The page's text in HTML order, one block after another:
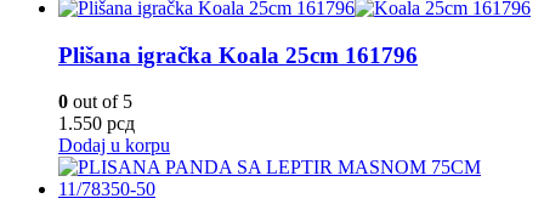
Plišana igračka Koala 25cm 161796
0 out of 5
1.550 рсд
Dodaj u korpu